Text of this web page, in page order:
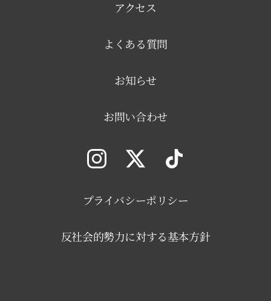
アクセス
よくある質問
お知らせ
お問い合わせ
プライバシーポリシー
反社会的勢力に対する基本方針